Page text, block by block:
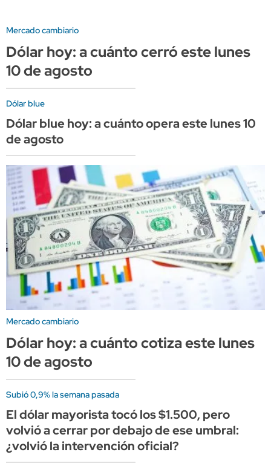
Mercado cambiario
Dólar hoy: a cuánto cerró este lunes
10 de agosto
Dólar blue
Dólar blue hoy: a cuánto opera este lunes 10
de agosto
Mercado cambiario
Dólar hoy: a cuánto cotiza este lunes
10 de agosto
Subió 0,9% la semana pasada
El dólar mayorista tocó los $1.500, pero
volvió a cerrar por debajo de ese umbral:
¿volvió la intervención oficial?